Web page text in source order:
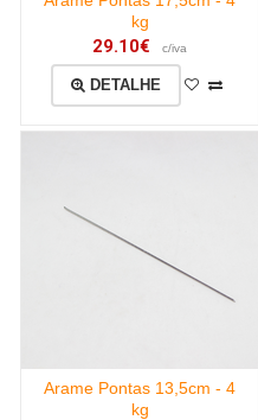
kg
29.10€ c/iva
DETALHE
Arame Pontas 13,5cm - 4
kg